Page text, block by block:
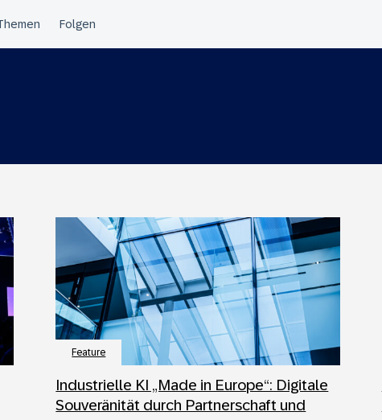
Feature
Industrielle KI „Made in Europe“: Digitale
Souveränität durch Partnerschaft und